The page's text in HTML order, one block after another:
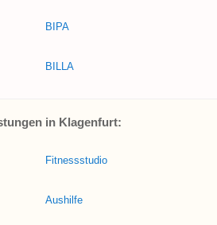
BIPA
BILLA
in Klagenfurt:
Fitnessstudio
Aushilfe